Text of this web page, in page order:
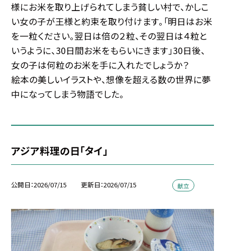
様にお米を取り上げられてしまう貧しい村で、かしこ
い女の子が王様と約束を取り付けます。「明日はお米
を一粒ください。翌日は倍の２粒、その翌日は４粒と
いうように、30日間お米をもらいにきます」30日後、
女の子は何粒のお米を手に入れたでしょうか？
絵本の美しいイラストや、想像を超える数の世界に夢
中になってしまう物語でした。
アジア料理の日「タイ」
公開日 2026/07/15 更新日 2026/07/15 献立